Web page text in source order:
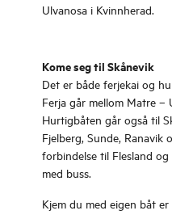
Ulvanosa i Kvinnherad.
Kome seg til Skånevik
Det er både ferjekai og
Ferja går mellom Matre –
Hurtigbåten går også til
Fjelberg, Sunde, Ranavik
forbindelse til Flesland
med buss.
Kjem du med eigen båt